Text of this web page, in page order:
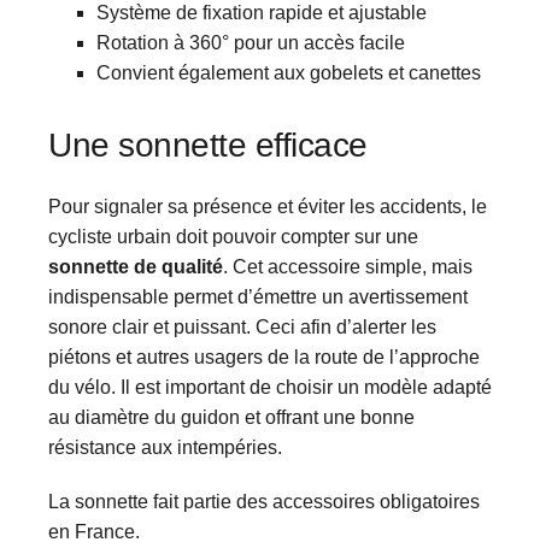
Système de fixation rapide et ajustable
Rotation à 360° pour un accès facile
Convient également aux gobelets et canettes
Une sonnette efficace
Pour signaler sa présence et éviter les accidents, le
cycliste urbain doit pouvoir compter sur une
sonnette de qualité. Cet accessoire simple, mais
indispensable permet d’émettre un avertissement
sonore clair et puissant. Ceci afin d’alerter les
piétons et autres usagers de la route de l’approche
du vélo. Il est important de choisir un modèle adapté
au diamètre du guidon et offrant une bonne
résistance aux intempéries.
La sonnette fait partie des accessoires obligatoires
en France.